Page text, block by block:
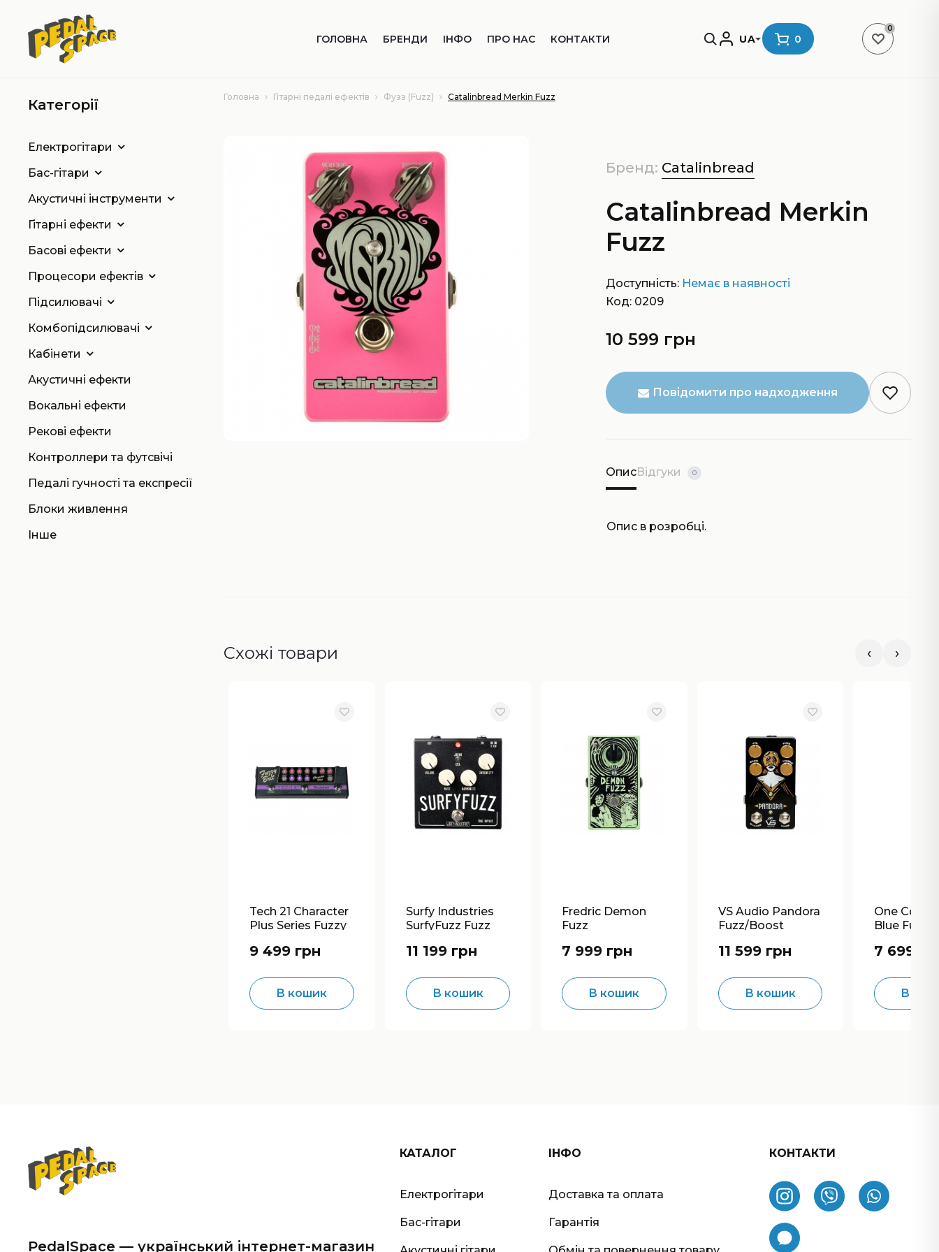
ГОЛОВНА БРЕНДИ ІНФО ПРО НАС КОНТАКТИ UA 0
0
Головна Гітарні педалі ефектів Фузз (Fuzz) Catalinbread Merkin Fuzz
Бренд: Catalinbread
Catalinbread Merkin
Fuzz
Доступність: Немає в наявності
Код: 0209
10 599 грн
Повідомити про надходження
ОписВідгуки 0
Опис в розробці.
Схожі товари ‹ ›
Tech 21 Character
Plus Series Fuzzy
9 499 грн
В кошик
Surfy Industries
SurfyFuzz Fuzz
11 199 грн
В кошик
Fredric Demon
Fuzz
7 999 грн
В кошик
VS Audio Pandora
Fuzz/Boost
11 599 грн
В кошик
One
Blue Fuzz
7 699
В
Категорії
Електрогітари
Бас-гітари
Акустичні інструменти
Гітарні ефекти
Басові ефекти
Процесори ефектів
Підсилювачі
Комбопідсилювачі
Кабінети
Акустичні ефекти
Вокальні ефекти
Рекові ефекти
Контроллери та футсвічі
Педалі гучності та експресії
Блоки живлення
Інше
PedalSpace — український інтернет-магазин
КАТАЛОГ
Електрогітари
Бас-гітари
ІНФО
Доставка та оплата
Гарантія
КОНТАКТИ